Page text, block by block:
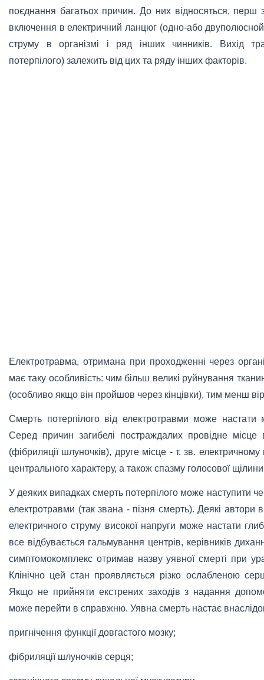
поєднання багатьох причин. До них відносяться, перш
включення в електричний ланцюг (одно-або
струму в організмі і ряд інших чинників. Вихід
потерпілого) залежить від цих та ряду інших факторів.
Електротравма, отримана при проходженні через
має таку особливість: чим більш великі руйнування
(особливо якщо він пройшов через кінцівки), тим менш
Смерть потерпілого від електротравми може настати
Серед причин загибелі постраждалих провідне місце
(фібриляції шлуночків), друге місце - т. зв.
центрального характеру, а також спазму голосової
У деяких випадках смерть потерпілого може наступити
електротравми (так звана - пізня смерть). Деякі автори
електричного струму високої напруги може настати
все відбувається гальмування центрів, керівників
симптомокомплекс отримав назву уявної смерті при
Клінічно цей стан проявляється різко ослабленою
Якщо не прийняти екстрених заходів з надання
може перейти в справжню. Уявна смерть настає
пригнічення функції довгастого мозку;
фібриляції шлуночків серця;